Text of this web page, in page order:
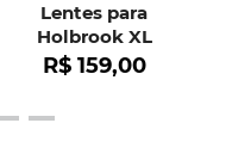
Lentes para
Holbrook XL
R$ 159,00